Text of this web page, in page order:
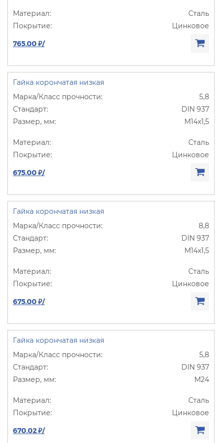
Сталь
Цинковое
765.00 ₽/
Гайка корончатая низкая
5,8
DIN 937
М14х1,5
Сталь
Цинковое
675.00 ₽/
Гайка корончатая низкая
8,8
DIN 937
М14х1,5
Сталь
Цинковое
675.00 ₽/
Гайка корончатая низкая
5,8
DIN 937
М24
Сталь
Цинковое
670.02 ₽/